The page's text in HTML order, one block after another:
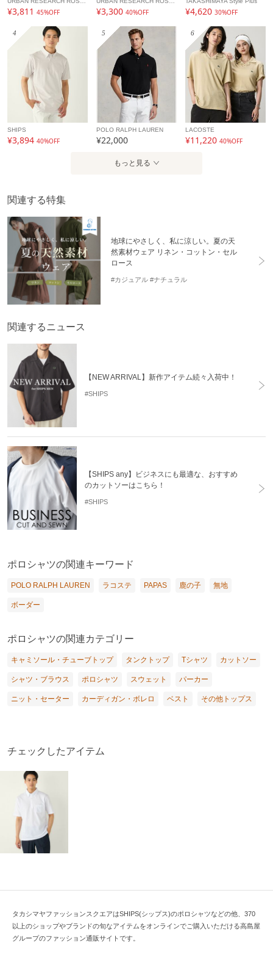
¥3,811 45%OFF ¥3,30040%OFF ¥4,62030%OFF
4
SHIPS
¥3,894 40%OFF
5
POLO RALPH LAUREN
¥22,000
6
LACOSTE
¥11,22040%OFF
もっと見る
関連する特集
地球にやさしく、私に涼しい。夏の天
然素材ウェア リネン・コットン・セル
ロース
#カジュアル #ナチュラル
関連するニュース
【NEW ARRIVAL】新作アイテム続々入荷中！
#SHIPS
【SHIPS any】ビジネスにも最適な、おすすめ
のカットソーはこちら！
#SHIPS
ポロシャツの関連キーワード
POLO RALPH LAUREN ラコステ PAPAS 鹿の子 無地
ボーダー
ポロシャツの関連カテゴリー
キャミソール・チューブトップ タンクトップ Tシャツ カットソー
シャツ・ブラウス ポロシャツ スウェット パーカー
ニット・セーター カーディガン・ボレロ ベスト その他トップス
チェックしたアイテム
タカシマヤファッションスクエアはSHIPS(シップス)のポロシャツなどの他、370
以上のショップやブランドの旬なアイテムをオンラインでご購入いただける高島屋
グループのファッション通販サイトです。